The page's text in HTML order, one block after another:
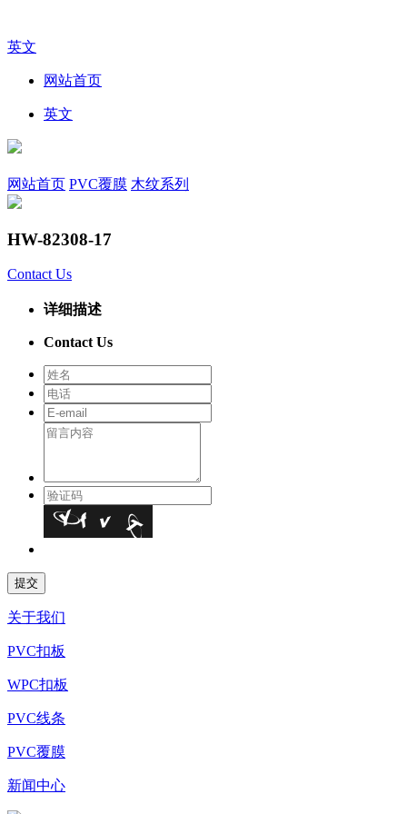
英文
网站首页
英文
网站首页 PVC覆膜 木纹系列
HW-82308-17
Contact Us
详细描述
Contact Us
关于我们
PVC扣板
WPC扣板
PVC线条
PVC覆膜
新闻中心